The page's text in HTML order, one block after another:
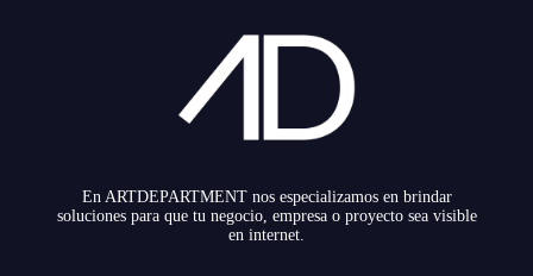
En ARTDEPARTMENT nos especializamos en brindar
soluciones para que tu negocio, empresa o proyecto sea visible
en internet.